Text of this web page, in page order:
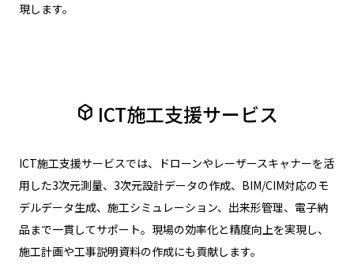
現します。
deployed_code ICT施工支援サービス
ICT施工支援サービスでは、ドローンやレーザースキャナーを活
用した3次元測量、3次元設計データの作成、BIM/CIM対応のモ
デルデータ生成、施工シミュレーション、出来形管理、電子納
品まで一貫してサポート。現場の効率化と精度向上を実現し、
施工計画や工事説明資料の作成にも貢献します。